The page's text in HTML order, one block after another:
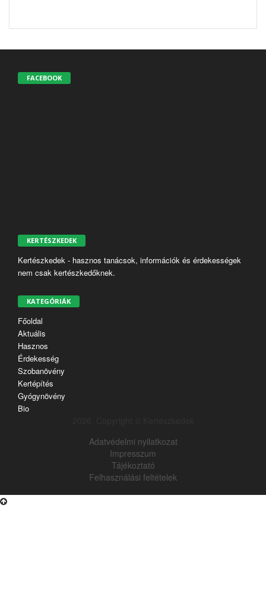
FACEBOOK
KERTÉSZKEDEK
Kertészkedek - hasznos tanácsok, információk és érdekességek
nem csak kertészkedőknek.
KATEGÓRIÁK
Főoldal
Aktuális
Hasznos
Érdekesség
Szobanövény
Kertépítés
Gyógynövény
Bio
Adatvédelmi nyilatkozat
Impresszum
Tájékoztató
Felhasználási feltételek